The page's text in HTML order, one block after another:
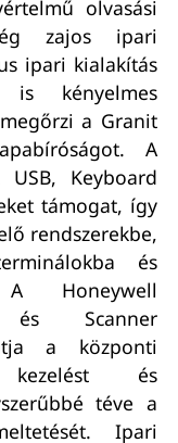
olvasási
zajos ipari
ipari kialakítás
is kényelmes
a Granit
A
Keyboard
támogat, így
rendszerekbe,
és
A Honeywell
és Scanner
a központi
kezelést és
téve a
Ipari